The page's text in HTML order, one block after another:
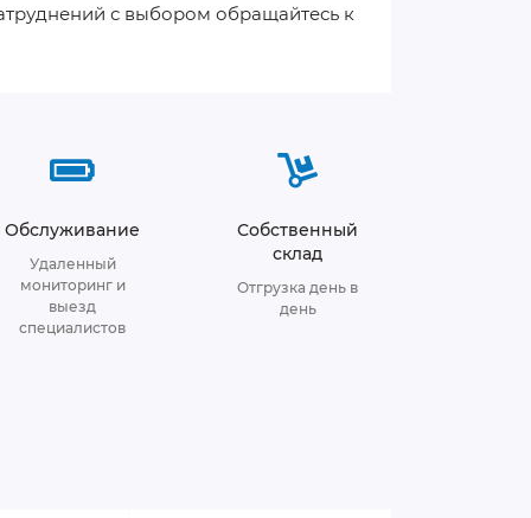
с выбором обращайтесь к
Обслуживание
Удаленный
мониторинг и
выезд
специалистов
Собственный
склад
Отгрузка день в
день